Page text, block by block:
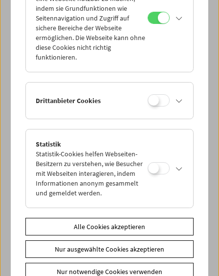
< zurück zur Übersicht
Share on
News Archiv
Newsletter
Fotos unserer Gäste
indem sie Grundfunktionen wie
Seitennavigation und Zugriff auf
sichere Bereiche der Webseite
ermöglichen. Die Webseite kann ohne
diese Cookies nicht richtig
funktionieren.
Drittanbieter Cookies
Statistik
Statistik-Cookies helfen Webseiten-
Besitzern zu verstehen, wie Besucher
mit Webseiten interagieren, indem
Informationen anonym gesammelt
und gemeldet werden.
Alle Cookies akzeptieren
Nur ausgewählte Cookies akzeptieren
Nur notwendige Cookies verwenden